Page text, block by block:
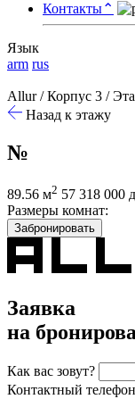
Контакты⌃
Язык
arm rus
Allur/Корпус 3 /
Назад к этажу
№
89.56 м2 57 318 000
Размеры комнат:
Забронировать
Заявка
на
Как вас зовут?
Контактный телефон